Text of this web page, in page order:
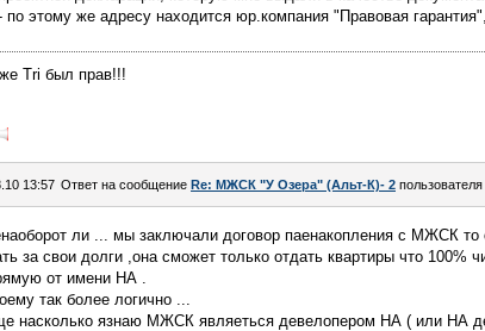
по этому же адресу находится юр.компания "Правовая
Tri был прав!!!
13:57 Ответ на сообщение Re: МЖСК "У Озера" (Альт-К)- 2 пользователя
ли ... мы заключали договор паенакопления с МЖСК
за свои долги ,она сможет только отдать квартиры что 100%
от имени НА .
так более логично ...
насколько язнаю МЖСК являеться девелопером НА ( или НА